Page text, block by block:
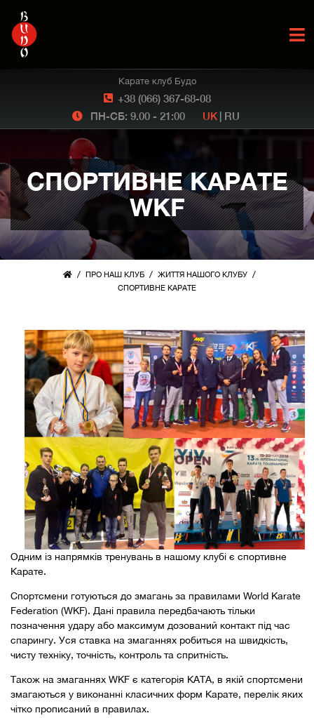
+38 (066) 367-68-08
Карате клуб Будо
ПН-СБ: 9.00 - 21:00 UK | RU
СПОРТИВНЕ КАРАТЕ
WKF
/ ПРО НАШ КЛУБ / ЖИТТЯ НАШОГО КЛУБУ /
СПОРТИВНЕ КАРАТЕ
Одним із напрямків тренувань в нашому клубі є спортивне
Карате.
Спортсмени готуються до змагань за правилами World Karate
Federation (WKF). Дані правила передбачають тільки
позначення удару або максимум дозований контакт під час
спарингу. Уся ставка на змаганнях робиться на швидкість,
чисту техніку, точність, контроль та спритність.
Також на змаганнях WKF є категорія КАТА, в якій спортсмени
змагаються у виконанні класичних форм Карате, перелік яких
чітко прописаний в правилах.